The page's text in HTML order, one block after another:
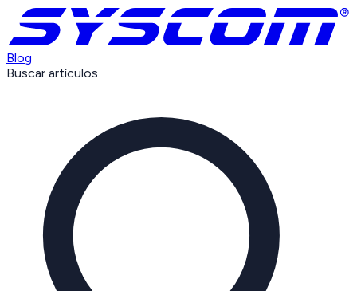
Blog
Buscar artículos